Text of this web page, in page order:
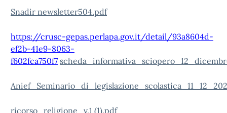
Snadir newsletter504.pdf
https://crusc-gepas.perlapa.gov.it/detail/93a8604d-
ef2b-41e9-8063-
f602fca750f7
ricorso_religione_v.1 (1).pdf